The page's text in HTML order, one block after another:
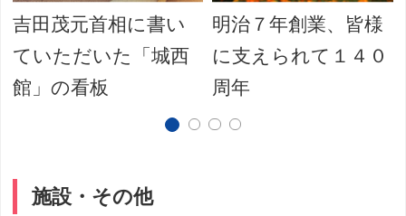
吉田茂元首相に書い
ていただいた「城西
館」の看板
明治７年創業、皆様
に支えられて１４０
周年
施設・その他